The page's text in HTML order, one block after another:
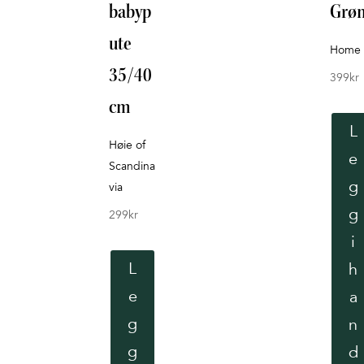
babyp
ute
35/40
cm
Høie of
Scandina
via
299kr
L
e
g
g
Home
399kr
L
e
g
g
i
h
a
n
d